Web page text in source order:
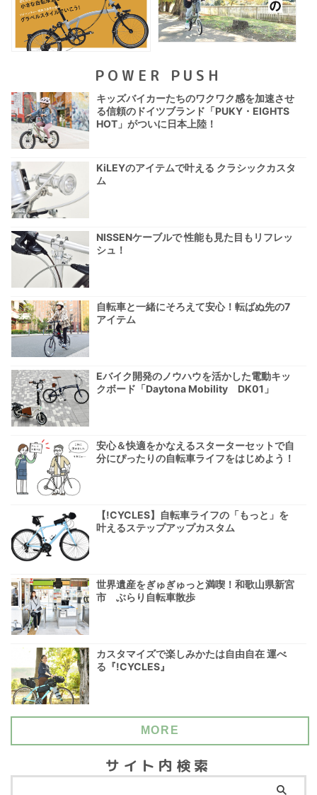
POWER PUSH
キッズバイカーたちのワクワク感を加速させ
る信頼のドイツブランド「PUKY・EIGHTS
HOT」がついに日本上陸！
KiLEYのアイテムで叶える クラシックカスタ
ム
NISSENケーブルで 性能も見た目もリフレッ
シュ！
自転車と一緒にそろえて安心！転ばぬ先の7
アイテム
Eバイク開発のノウハウを活かした電動キッ
クボード「Daytona Mobility DK01」
安心＆快適をかなえるスターターセットで自
分にぴったりの自転車ライフをはじめよう！
【!CYCLES】自転車ライフの「もっと」を
叶えるステップアップカスタム
世界遺産をぎゅぎゅっと満喫！和歌山県新宮
市 ぶらり自転車散歩
カスタマイズで楽しみかたは自由自在 運べ
る『!CYCLES』
MORE
サイト内検索